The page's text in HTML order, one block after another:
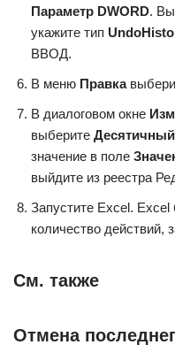
Параметр DWORD.
укажите тип
ВВОД.
В меню Правка
В диалоговом окне
выберите
значение в поле
выйдите из реестра
Запустите Excel.
количество действий,
См. также
Отмена